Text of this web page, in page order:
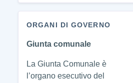
ORGANI DI GOVERNO
Giunta comunale
La Giunta Comunale è
l’organo esecutivo del